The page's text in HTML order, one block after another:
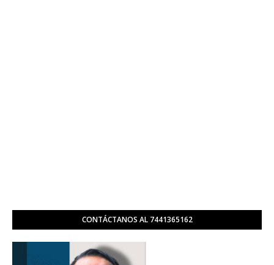
CONTÁCTANOS AL 7441365162